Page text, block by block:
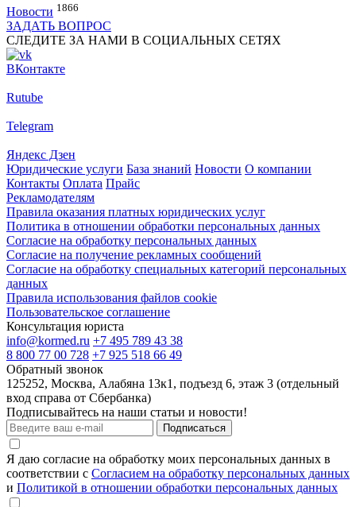
Новости 1866
ЗАДАТЬ ВОПРОС
СЛЕДИТЕ ЗА НАМИ В СОЦИАЛЬНЫХ СЕТЯХ
ВКонтакте
Rutube
Telegram
Яндекс Дзен
Юридические услуги База знаний Новости О компании
Контакты Оплата Прайс
Рекламодателям
Правила оказания платных юридических услуг
Политика в отношении обработки персональных данных
Согласие на обработку персональных данных
Согласие на получение рекламных сообщений
Согласие на обработку специальных категорий персональных
данных
Правила использования файлов cookie
Пользовательское соглашение
Консультация юриста
info@kormed.ru +7 495 789 43 38
8 800 77 00 728 +7 925 518 66 49
Обратный звонок
125252, Москва, Алабяна 13к1, подъезд 6, этаж 3 (отдельный
вход справа от Сбербанка)
Подписывайтесь на наши статьи и новости!
Подписаться
Я даю согласие на обработку моих персональных данных в
соответствии с Согласием на обработку персональных данных
и Политикой в отношении обработки персональных данных